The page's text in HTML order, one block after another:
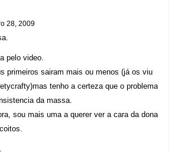
28, 2009
pelo video.
primeiros sairam mais ou menos (já os viu
tenho a certeza que o problema
da massa.
sou mais uma a querer ver a cara da dona